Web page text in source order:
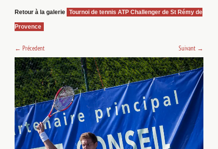
Retour à la galerie Tournoi de tennis ATP Challenger de St Rémy de
Provence
← Précedent Suivant →